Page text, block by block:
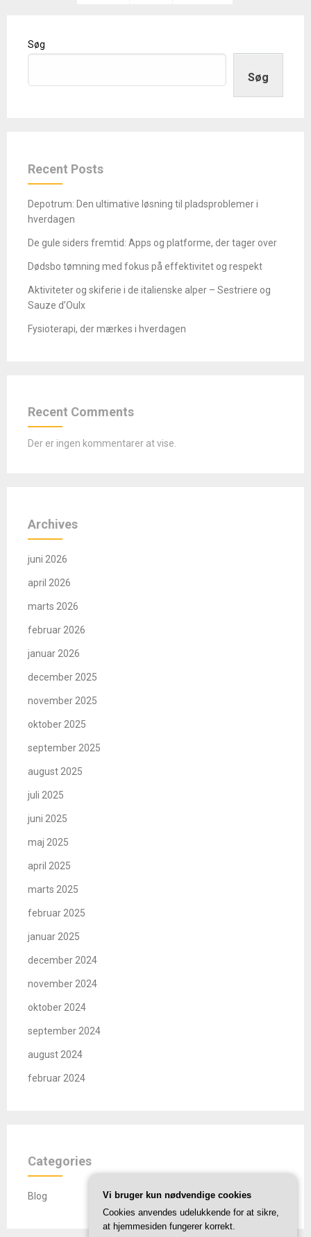
Søg
Søg
Recent Posts
Depotrum: Den ultimative løsning til pladsproblemer i
hverdagen
De gule siders fremtid: Apps og platforme, der tager over
Dødsbo tømning med fokus på effektivitet og respekt
Aktiviteter og skiferie i de italienske alper – Sestriere og
Sauze d’Oulx
Fysioterapi, der mærkes i hverdagen
Recent Comments
Der er ingen kommentarer at vise.
Archives
juni 2026
april 2026
marts 2026
februar 2026
januar 2026
december 2025
november 2025
oktober 2025
september 2025
august 2025
juli 2025
juni 2025
maj 2025
april 2025
marts 2025
februar 2025
januar 2025
december 2024
november 2024
oktober 2024
september 2024
august 2024
februar 2024
Categories
Blog
Vi bruger kun nødvendige cookies
Cookies anvendes udelukkende for at sikre,
at hjemmesiden fungerer korrekt.